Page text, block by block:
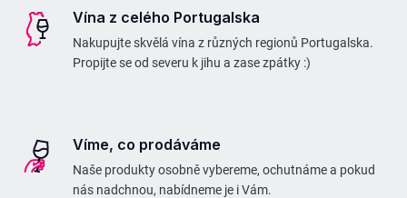
p
r
v
ý
p
Vína z celého Portugalska
Nakupujte skvělá vína z různých regionů Portugalska.
Propijte se od severu k jihu a zase zpátky :)
Víme, co prodáváme
Naše produkty osobně vybereme, ochutnáme a pokud
nás nadchnou, nabídneme je i Vám.